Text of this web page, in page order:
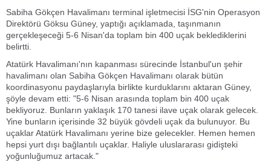
Sabiha Gökçen Havalimanı terminal işletmecisi İSG'nin Operasyon
Direktörü Göksu Güney, yaptığı açıklamada, taşınmanın
gerçekleşeceği 5-6 Nisan'da toplam bin 400 uçak beklediklerini
belirtti.
Atatürk Havalimanı'nın kapanması sürecinde İstanbul'un şehir
havalimanı olan Sabiha Gökçen Havalimanı olarak bütün
koordinasyonu paydaşlarıyla birlikte kurduklarını aktaran Güney,
şöyle devam etti: "5-6 Nisan arasında toplam bin 400 uçak
bekliyoruz. Bunların yaklaşık 170 tanesi ilave uçak olarak gelecek.
Yine bunların içerisinde 32 büyük gövdeli uçak da bulunuyor. Bu
uçaklar Atatürk Havalimanı yerine bize gelecekler. Hemen hemen
hepsi yurt dışı bağlantılı uçaklar. Haliyle uluslararası gidişteki
yoğunluğumuz artacak."